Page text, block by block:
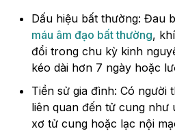
Dấu hiệu bất thường: Đau
máu âm đạo bất thường,
đổi trong chu kỳ kinh
kéo dài hơn 7 ngày hoặc
Tiền sử gia đình: Có người
liên quan đến tử cung
xơ tử cung hoặc lạc nội